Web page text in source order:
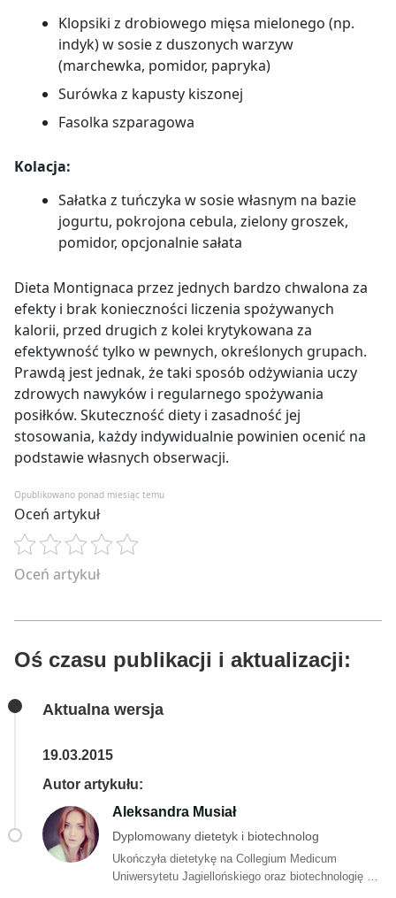
Klopsiki z drobiowego mięsa mielonego (np.
indyk) w sosie z duszonych warzyw
(marchewka, pomidor, papryka)
Surówka z kapusty kiszonej
Fasolka szparagowa
Kolacja:
Sałatka z tuńczyka w sosie własnym na bazie
jogurtu, pokrojona cebula, zielony groszek,
pomidor, opcjonalnie sałata
Dieta Montignaca przez jednych bardzo chwalona za
efekty i brak konieczności liczenia spożywanych
kalorii, przed drugich z kolei krytykowana za
efektywność tylko w pewnych, określonych grupach.
Prawdą jest jednak, że taki sposób odżywiania uczy
zdrowych nawyków i regularnego spożywania
posiłków. Skuteczność diety i zasadność jej
stosowania, każdy indywidualnie powinien ocenić na
podstawie własnych obserwacji.
Opublikowano ponad miesiąc temu
Oceń artykuł
Oceń artykuł
Oś czasu publikacji i aktualizacji:
Aktualna wersja
19.03.2015
Autor artykułu:
Aleksandra Musiał
Dyplomowany dietetyk i biotechnolog
Ukończyła dietetykę na Collegium Medicum
Uniwersytetu Jagiellońskiego oraz biotechnologię ze